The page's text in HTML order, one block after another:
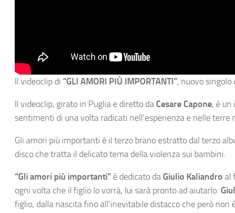
Il videoclip di “GLI AMORI PIÙ IMPORTANTI”, nuovo
Il videoclip, girato in Puglia e diretto da Cesare Capone, è un
sentimenti di una volta radicati nell’esperienza e nelle
Gli amori più importanti è il terzo brano estratto dal terzo
disco che tratta il delicato tema della violenza sui bambini.
“Gli amori più importanti” è dedicato da Giulio Kaliandro al
ogni volta che il figlio lo vorrà, lui sarà pronto ad aiutarlo.
figlio, dalla nascita fino all’inevitabile distacco che però non